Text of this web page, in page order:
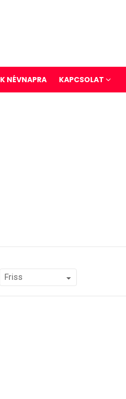
NÉVNAPRA KAPCSOLAT